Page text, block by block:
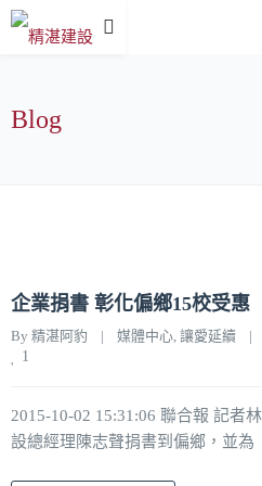
Blog
企業捐書 彰化偏鄉15校受惠
By 精湛阿豹 | 媒體中心, 讓愛延續 |
1
2015-10-02 15:31:06 聯合報 記者
設總經理陳志聲捐書到偏鄉，並為